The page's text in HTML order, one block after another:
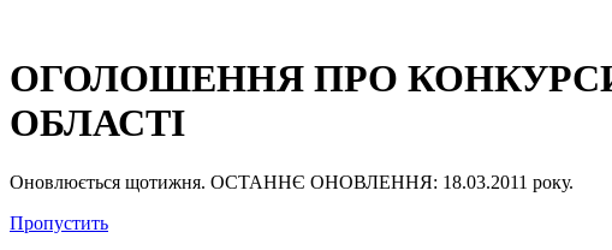
ОГОЛОШЕННЯ ПРО
ОБЛАСТІ
Оновлюється щотижня. ОСТАННЄ ОНОВЛЕННЯ: 18.03.2011 року.
Пропустить